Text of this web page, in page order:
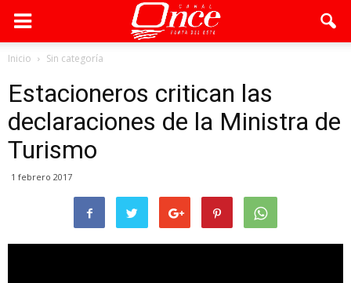
Inicio Sin categoría
Estacioneros critican las
declaraciones de la Ministra de
Turismo
1 febrero 2017